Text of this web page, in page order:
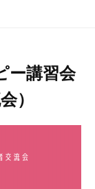
ー講習会
）